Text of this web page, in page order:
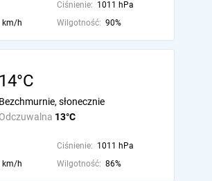
Ciśnienie: 1011 hPa
km/h Wilgotność: 90%
14°C
Odczuwalna 13°C
Bezchmurnie, słonecznie
Ciśnienie: 1011 hPa
km/h Wilgotność: 86%